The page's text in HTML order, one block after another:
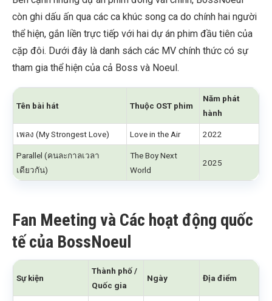
còn ghi dấu ấn qua các ca khúc song ca do chính hai người
thể hiện, gắn liền trực tiếp với hai dự án phim đầu tiên của
cặp đôi. Dưới đây là danh sách các MV chính thức có sự
tham gia thể hiện của cả Boss và Noeul.
Tên bài hát Thuộc OST phim
Năm phát
hành
เพลง (My Strongest Love) Love in the Air 2022
Parallel (คนละกาลเวลา
เดียวกัน)
The Boy Next
World
2025
Fan Meeting và Các hoạt động quốc
tế của BossNoeul
Sự kiện
Thành phố /
Quốc gia
Ngày Địa điểm